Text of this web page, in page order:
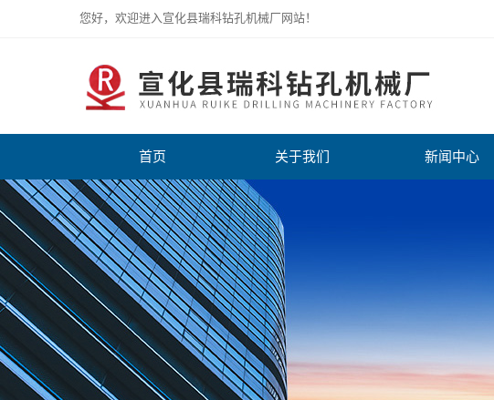
您好，欢迎进入宣化县瑞科钻孔机械厂网站！
首页 关于我们 新闻中心